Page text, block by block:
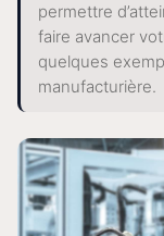
permettre
faire avancer
quelques
manufacturière.